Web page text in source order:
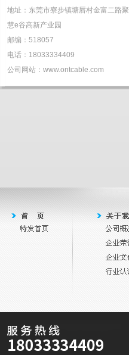
地址：东莞市寮步镇塘唇村金富二路聚
慧e谷高新产业园
邮编：518057
电话：18033334409
公司网站：www.ontcable.com